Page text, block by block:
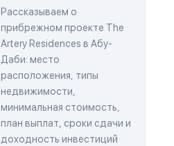
Рассказываем о
прибрежном проекте The
Artery Residences в Абу-
Даби: место
расположения, типы
недвижимости,
минимальная стоимость,
план выплат, сроки сдачи и
доходность инвестиций